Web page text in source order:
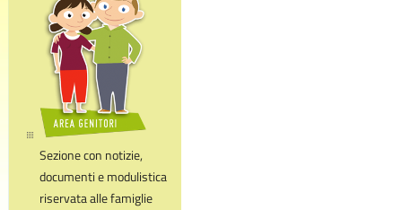
Sezione con notizie,
documenti e modulistica
riservata alle famiglie